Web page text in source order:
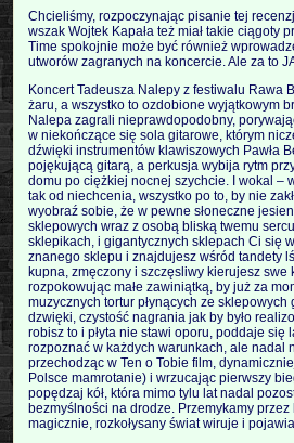
Chcieliśmy, rozpoczynając pisanie tej
wszak Wojtek Kapała też miał takie ciągoty
Time spokojnie może być również
utworów zagranych na koncercie. Ale za to
Koncert Tadeusza Nalepy z festiwalu Rawa
żaru, a wszystko to ozdobione wyjątkowym
Nalepa zagrali nieprawdopodobny,
w niekończące się sola gitarowe, którym
dźwięki instrumentów klawiszowych Pawła
pojękującą gitarą, a perkusja wybija rytm
domu po ciężkiej nocnej szychcie. I wokal –
tak od niechcenia, wszystko po to, by nie
wyobraź sobie, że w pewne słoneczne
sklepowych wraz z osobą bliską twemu
sklepikach, i gigantycznych sklepach Ci się
znanego sklepu i znajdujesz wśród tandety
kupna, zmęczony i szczęsliwy kierujesz swe
rozpokowując małe zawiniątką, by już za
muzycznych tortur płynących ze
dzwięki, czystość nagrania jak by było
robisz to i płyta nie stawi oporu, poddaje się
rozpoznać w każdych warunkach, ale nadal
przechodząc w Ten o Tobie film,
Polsce mamrotanie) i wrzucając pierwszy
popędzaj kół, która mimo tylu lat nadal
bezmyślności na drodze. Przemykamy
magicznie, rozkołysany świat wiruje i